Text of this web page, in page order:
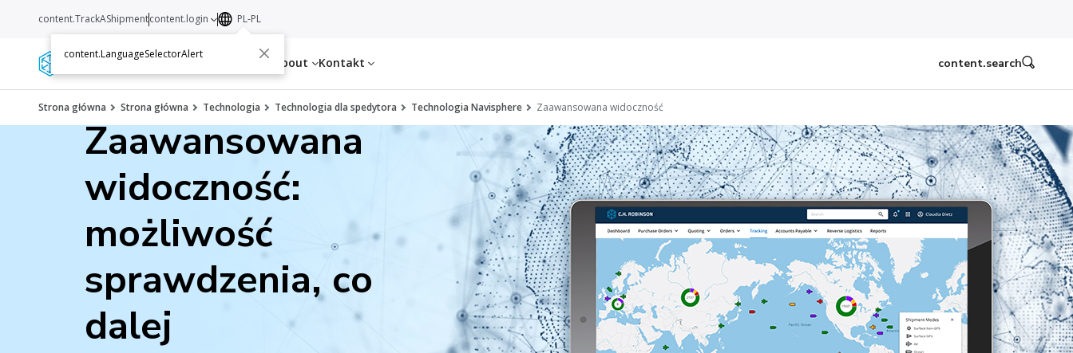
Services Resources About Kontakt
content.TrackAShipmentcontent.login PL-PL
content.LanguageSelectorAlert
content.search
Strona główna Strona główna Technologia Technologia dla spedytora Technologia Navisphere Zaawansowana widoczność
Zaawansowana
widoczność:
możliwość
sprawdzenia, co
dalej